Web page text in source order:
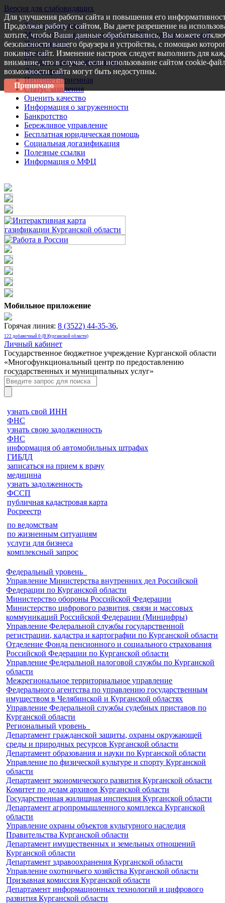
Версия для слабовидящих
Запись на прием
Меры поддержки участникам СВО и членам их семей
Пресс-центр
Услуги
Услуги в электронном виде
Документы
Интернет-приемная
Статус заявления
Оценить качество
Информация о загруженности
Банкротство
Бережливое управление
Бесплатная юридическая помощь
Социальная догазификация
Полезные ссылки
Информация о МФЦ
Мобильное приложение
Горячая линия: 8 (3522) 44-35-36,
122 добавочный 0 (В Курганской области)
Личный кабинет
Государственное бюджетное учреждение Курганской области
«Многофункциональный центр по предоставлению
государственных и муниципальных услуг»
узнать свой ИНН
ФНС
узнать свою задолженность
ФНС
информация об автомобильных штрафах
ГИБДД
записаться на прием к врачу
медицина
узнать задолженность
ФССП
публичная кадастровая карта
Росреестр
по ведомствам
по жизненным ситуациям
услуги для бизнеса
комплексный запрос
Федеральный уровень
Управление Министерства внутренних дел Российской
Федерации по Курганской области
Министерство обороны Российской Федерации
Министерство цифрового развития, связи и массовых
коммуникаций Российской Федерации (Минцифры)
Управление Федеральной службы государственной
регистрации, кадастра и картографии по Курганской области
Отделение Фонда пенсионного и социального страхования
Российской Федерации по Курганской области
Управление Федеральной налоговой службы по Курганской
области
Межрегиональное территориальное управление
Федерального агентства по управлению государственным
имуществом в Челябинской и Курганской областях
Управление Федеральной службы судебных приставов по
Курганской области
Региональный уровень
Департамент гражданской защиты, охраны окружающей
среды и природных ресурсов Курганской области
Департамент образования и науки по Курганской области
Управление по физической культуре и спорту Курганской
области
Департамент экономического развития Курганской области
Комитет по делам архивов Курганской области
Государственная жилищная инспекция Курганской области
Департамент агропромышленного комплекса Курганской
области
Управление охраны объектов культурного наследия
Правительства Курганской области
Департамент имущественных и земельных отношений
Курганской области
Департамент здравоохранения Курганской области
Управление охотничьего хозяйства Курганской области
Призывная комиссия Курганской области
Департамент информационных технологий и цифрового
развития Курганской области
Для улучшения работы сайта и повышения его
Продолжая работу с сайтом, Вы даете разрешение на
хотите, чтобы Ваши данные обрабатывались, Вы можете
безопасности вашего браузера и устройства, с помощью
покиньте сайт. Изменение настроек следует выполнить для
внимание, что в случае, если использование сайтом cookie-
возможности сайта могут быть недоступны.
Принимаю